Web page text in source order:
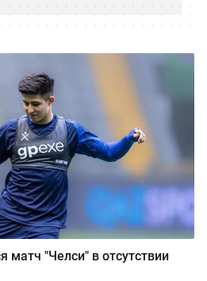
матч "Челси" в отсутствии